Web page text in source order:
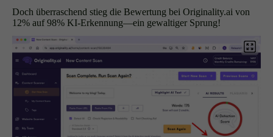
Doch überraschend stieg die Bewertung bei Originality.ai von
12% auf 98% KI-Erkennung—ein gewaltiger Sprung!